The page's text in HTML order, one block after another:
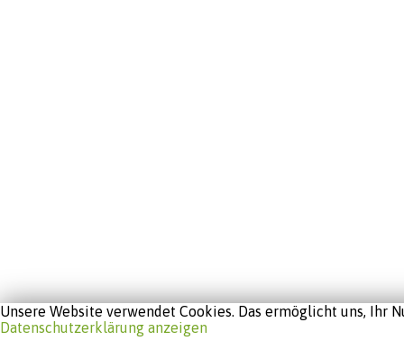
Unsere Website verwendet Cookies. Das ermöglicht uns,
Datenschutzerklärung anzeigen